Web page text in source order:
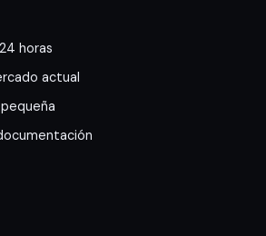
horas
actual